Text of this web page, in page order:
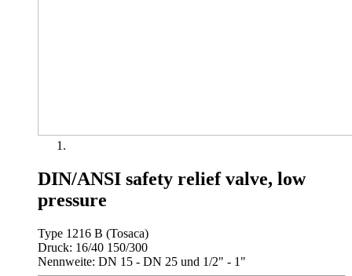
DIN/ANSI safety relief valve, low
pressure
Type 1216 B (Tosaca)
Druck: 16/40 150/300
Nennweite: DN 15 - DN 25 und 1/2" - 1"